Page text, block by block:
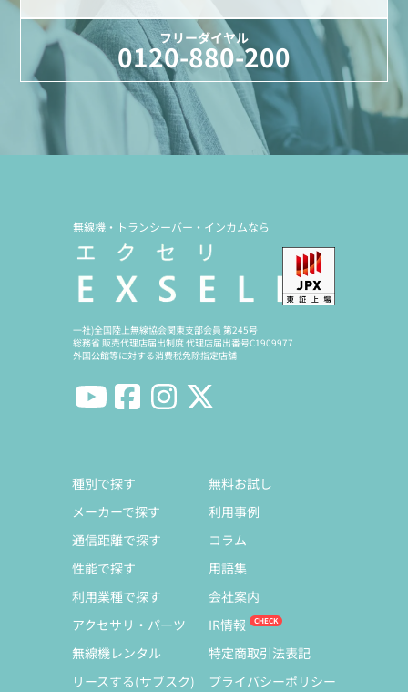
フリーダイヤル
0120-880-200
無線機・トランシーバー・インカムなら
一社)全国陸上無線協会関東支部会員 第245号
総務省 販売代理店届出制度 代理店届出番号C1909977
外国公館等に対する消費税免除指定店舗
種別で探す
メーカーで探す
通信距離で探す
性能で探す
利用業種で探す
アクセサリ・パーツ
無線機レンタル
リースする(サブスク)
無料お試し
利用事例
コラム
用語集
会社案内
IR情報
特定商取引法表記
プライバシーポリシー